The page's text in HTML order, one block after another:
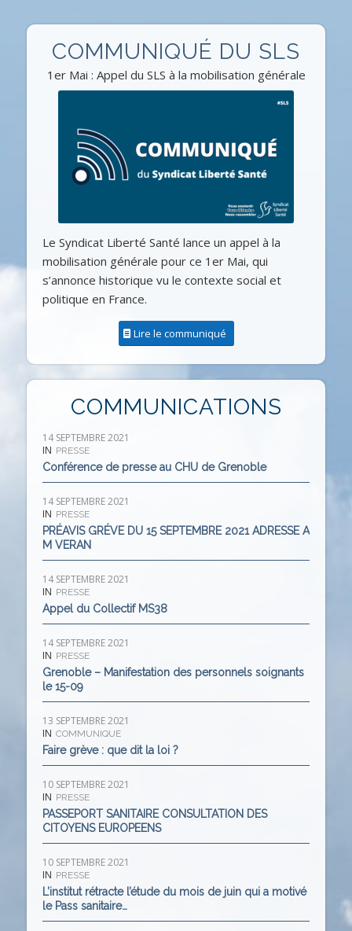
COMMUNIQUÉ DU SLS
1er Mai : Appel du SLS à la mobilisation générale
Le Syndicat Liberté Santé lance un appel à la
mobilisation générale pour ce 1er Mai, qui
s’annonce historique vu le contexte social et
politique en France.
Lire le communiqué
COMMUNICATIONS
14 SEPTEMBRE 2021
IN PRESSE
Conférence de presse au CHU de Grenoble
14 SEPTEMBRE 2021
IN PRESSE
PRÉAVIS GRÉVE DU 15 SEPTEMBRE 2021 ADRESSE A
M VERAN
14 SEPTEMBRE 2021
IN PRESSE
Appel du Collectif MS38
14 SEPTEMBRE 2021
IN PRESSE
Grenoble – Manifestation des personnels soignants
le 15-09
13 SEPTEMBRE 2021
IN COMMUNIQUE
Faire grève : que dit la loi ?
10 SEPTEMBRE 2021
IN PRESSE
PASSEPORT SANITAIRE CONSULTATION DES
CITOYENS EUROPEENS
10 SEPTEMBRE 2021
IN PRESSE
L’institut rétracte l’étude du mois de juin qui a motivé
le Pass sanitaire…